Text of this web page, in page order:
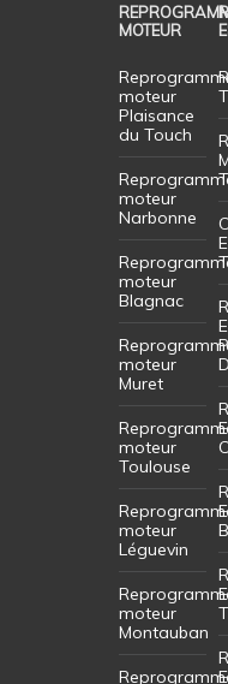
MOTEUR
moteur
Plaisance
du Touch
moteur
Narbonne
moteur
Blagnac
moteur
Muret
moteur
Toulouse
moteur
Léguevin
moteur
Montauban